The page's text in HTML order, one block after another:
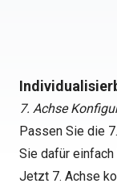
7. Achse
Passen Sie die
Sie dafür einfach
Jetzt 7. Achse